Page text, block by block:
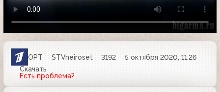
ОРТ STVneiroset 3192
5 октября 2020, 11:26
Скачать
Есть проблема?